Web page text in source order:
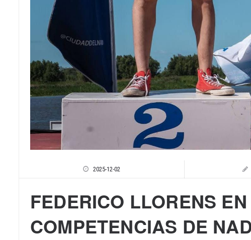
2025-12-02
FEDERICO LLORENS
COMPETENCIAS DE